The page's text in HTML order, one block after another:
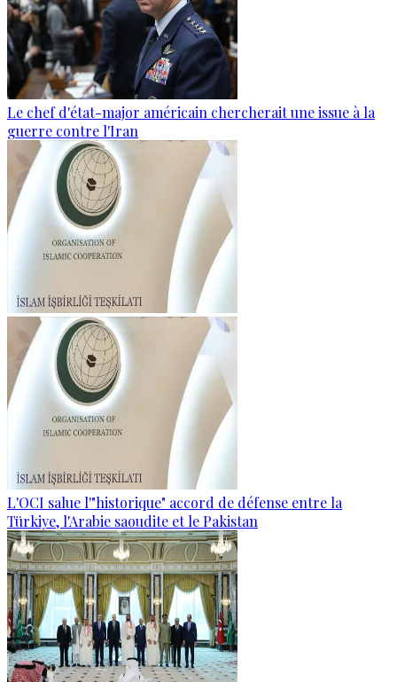
Le chef d'état-major américain chercherait une issue à la
guerre contre l'Iran
L'OCI salue l'"historique" accord de défense entre la
Türkiye, l'Arabie saoudite et le Pakistan